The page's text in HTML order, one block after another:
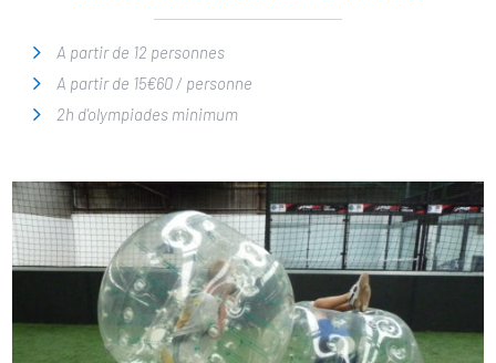
A partir de 12 personnes
A partir de 15€60 / personne
2h d'olympiades minimum